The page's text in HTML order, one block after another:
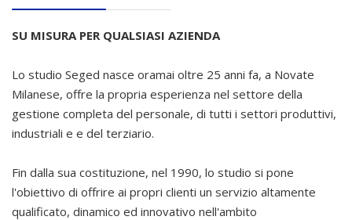
SU MISURA PER QUALSIASI AZIENDA
Lo studio Seged nasce oramai oltre 25 anni fa, a Novate
Milanese, offre la propria esperienza nel settore della
gestione completa del personale, di tutti i settori produttivi,
industriali e e del terziario.
Fin dalla sua costituzione, nel 1990, lo studio si pone
l'obiettivo di offrire ai propri clienti un servizio altamente
qualificato, dinamico ed innovativo nell'ambito